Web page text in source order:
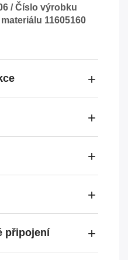
/ Číslo výrobku
11605160
připojení